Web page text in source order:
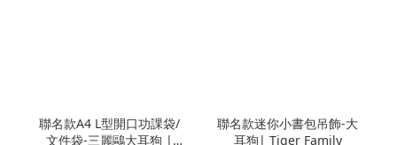
聯名款A4 L型開口功課袋/
文件袋-三麗鷗大耳狗 |
聯名款迷你小書包吊飾-大
耳狗| Tiger Family